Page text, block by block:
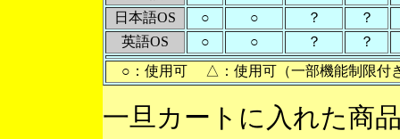
日本語OS
○ ○ ？
？
英語OS
○ ○ ？
？
○：使用可 △：使用可（一部機能制限
一旦カートに入れた商